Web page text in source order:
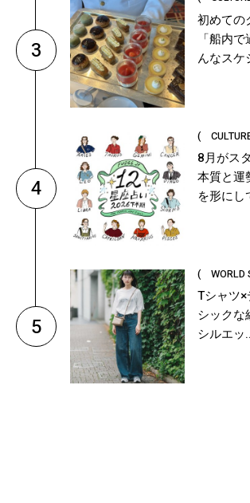
3
初めての
「船内
んなスケ
4
(
8月がス
本質と運
を形にし
5
(
Tシャツ
シックな
シルエッ